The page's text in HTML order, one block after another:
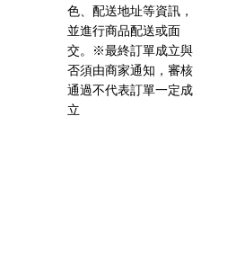
色、配送地址等資訊，
並進行商品配送或面
交。※最終訂單成立與
否須由商家通知，審核
通過不代表訂單一定成
立